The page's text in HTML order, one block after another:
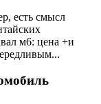
есть смысл
м6: цена +и